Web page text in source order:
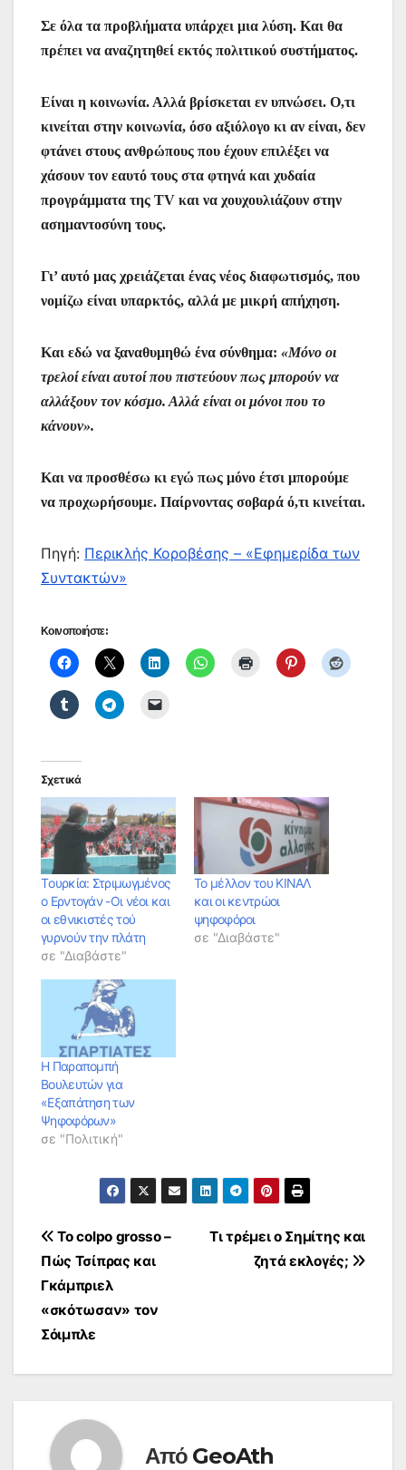
Σε όλα τα προβλήματα υπάρχει μια λύση. Και θα
πρέπει να αναζητηθεί εκτός πολιτικού συστήματος.
Είναι η κοινωνία. Αλλά βρίσκεται εν υπνώσει. Ο,τι
κινείται στην κοινωνία, όσο αξιόλογο κι αν είναι, δεν
φτάνει στους ανθρώπους που έχουν επιλέξει να
χάσουν τον εαυτό τους στα φτηνά και χυδαία
προγράμματα της ΤV και να χουχουλιάζουν στην
ασημαντοσύνη τους.
Γι’ αυτό μας χρειάζεται ένας νέος διαφωτισμός, που
νομίζω είναι υπαρκτός, αλλά με μικρή απήχηση.
Και εδώ να ξαναθυμηθώ ένα σύνθημα: «Μόνο οι
τρελοί είναι αυτοί που πιστεύουν πως μπορούν να
αλλάξουν τον κόσμο. Αλλά είναι οι μόνοι που το
κάνουν».
Και να προσθέσω κι εγώ πως μόνο έτσι μπορούμε
να προχωρήσουμε. Παίρνοντας σοβαρά ό,τι κινείται.
Πηγή: Περικλής Κοροβέσης – «Εφημερίδα των
Συντακτών»
Κοινοποιήστε:
Σχετικά
Tουρκία: Στριμωγμένος
ο Ερντογάν -Οι νέοι και
οι εθνικιστές τού
γυρνούν την πλάτη
σε "Διαβάστε"
Το μέλλον του ΚΙΝΑΛ
και οι κεντρώοι
ψηφοφόροι
σε "Διαβάστε"
Η Παραπομπή
Βουλευτών για
«Εξαπάτηση των
Ψηφοφόρων»
σε "Πολιτική"
Πλοήγηση
άρθρων
Τι τρέμει ο Σημίτης και
ζητά εκλογές;
Το colpo grosso –
Πώς Τσίπρας και
Γκάμπριελ
«σκότωσαν» τον
Σόιμπλε
Από GeoAth